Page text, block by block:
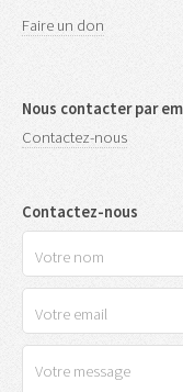
Faire un don
Nous contacter par
Contactez-nous
Contactez-nous